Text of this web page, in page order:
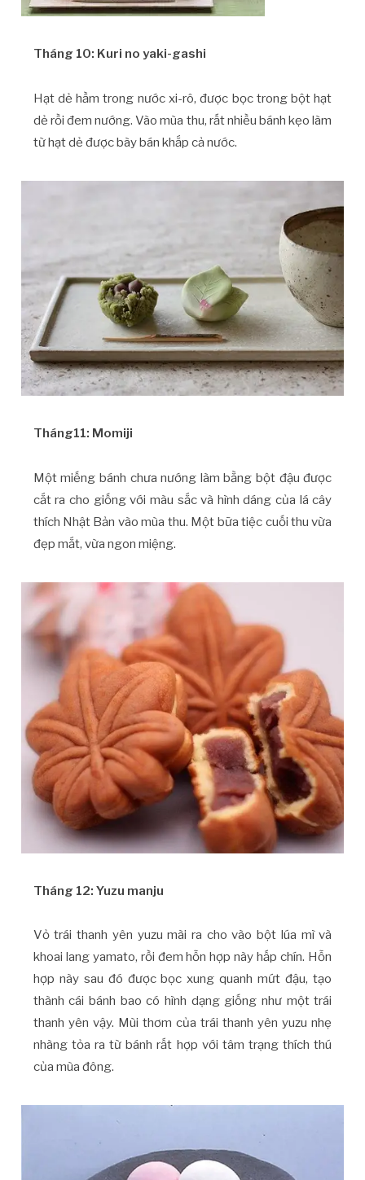
Tháng 10: Kuri no yaki-gashi
Hạt dẻ hầm trong nước xi-rô, được bọc trong bột hạt
dẻ rồi đem nướng. Vào mùa thu, rất nhiều bánh kẹo làm
từ hạt dẻ được bày bán khắp cả nước.
Tháng11: Momiji
Một miếng bánh chưa nướng làm bằng bột đậu được
cắt ra cho giống với màu sắc và hình dáng của lá cây
thích Nhật Bản vào mùa thu. Một bữa tiệc cuối thu vừa
đẹp mắt, vừa ngon miệng.
Tháng 12: Yuzu manju
Vỏ trái thanh yên yuzu mài ra cho vào bột lúa mì và
khoai lang yamato, rồi đem hỗn hợp này hấp chín. Hỗn
hợp này sau đó được bọc xung quanh mứt đậu, tạo
thành cái bánh bao có hình dạng giống như một trái
thanh yên vậy. Mùi thơm của trái thanh yên yuzu nhẹ
nhàng tỏa ra từ bánh rất hợp với tâm trạng thích thú
của mùa đông.